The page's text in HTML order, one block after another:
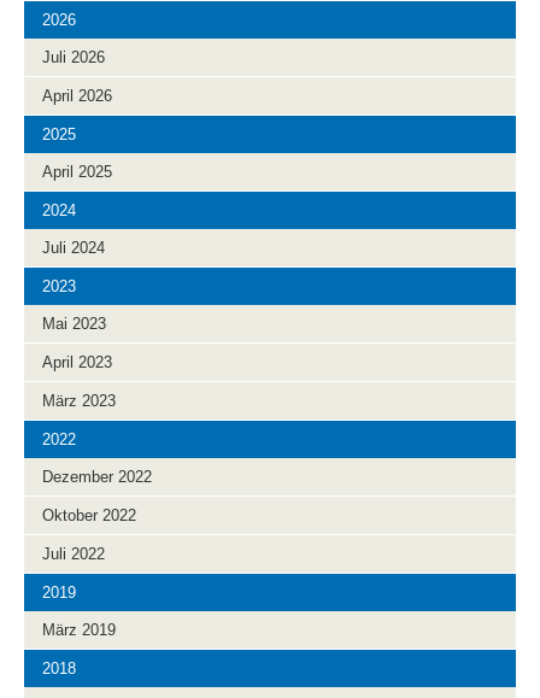
2026
Juli 2026
April 2026
2025
April 2025
2024
Juli 2024
2023
Mai 2023
April 2023
März 2023
2022
Dezember 2022
Oktober 2022
Juli 2022
2019
März 2019
2018